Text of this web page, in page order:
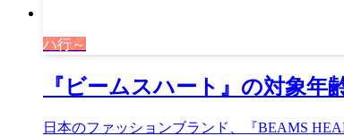
ハ行～
『ビームスハート』の対象
日本のファッションブランド、『BEAMS